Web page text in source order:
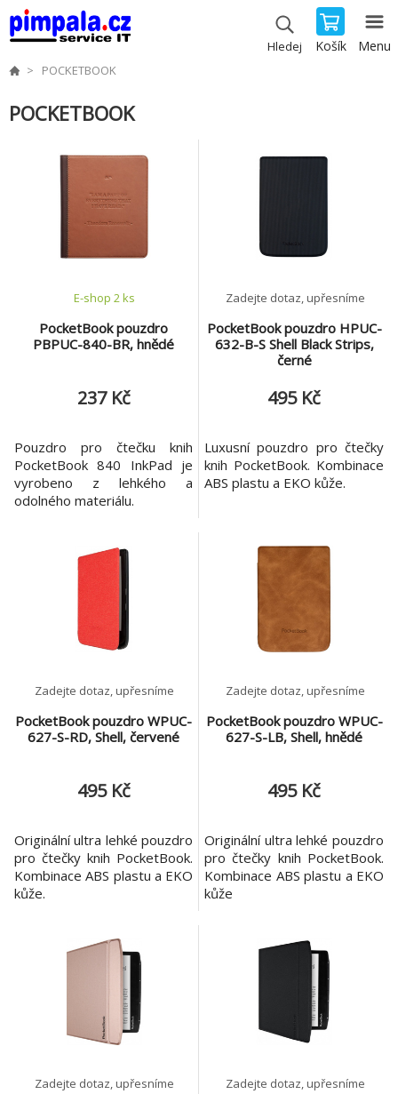
Hledej Košík Menu
POCKETBOOK
POCKETBOOK
PocketBook pouzdro
PBPUC-840-BR, hnědé
E-shop 2 ks
237 Kč
Pouzdro pro čtečku knih
PocketBook 840 InkPad je
vyrobeno z lehkého a
odolného materiálu.
PocketBook pouzdro HPUC-
632-B-S Shell Black Strips,
černé
Zadejte dotaz, upřesníme
495 Kč
Luxusní pouzdro pro čtečky
knih PocketBook. Kombinace
ABS plastu a EKO kůže.
PocketBook pouzdro WPUC-
627-S-RD, Shell, červené
Zadejte dotaz, upřesníme
495 Kč
Originální ultra lehké pouzdro
pro čtečky knih PocketBook.
Kombinace ABS plastu a EKO
kůže.
PocketBook pouzdro WPUC-
627-S-LB, Shell, hnědé
Zadejte dotaz, upřesníme
495 Kč
Originální ultra lehké pouzdro
pro čtečky knih PocketBook.
Kombinace ABS plastu a EKO
kůže
Zadejte dotaz, upřesníme Zadejte dotaz, upřesníme